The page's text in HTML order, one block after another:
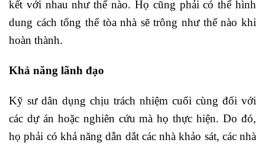
kết với nhau như thế nào. Họ cũng phải có thể hình
dung cách tổng thể tòa nhà sẽ trông như thế nào khi
hoàn thành.
Khả năng lãnh đạo
Kỹ sư dân dụng chịu trách nhiệm cuối cùng đối với
các dự án hoặc nghiên cứu mà họ thực hiện. Do đó,
họ phải có khả năng dẫn dắt các nhà khảo sát, các nhà